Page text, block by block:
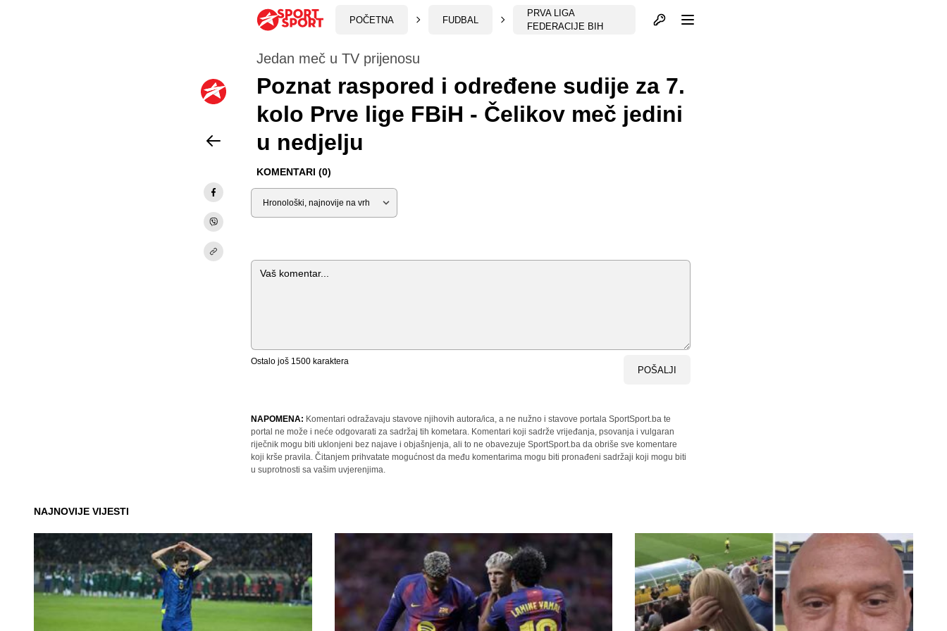
POČETNA FUDBAL
PRVA LIGA
FEDERACIJE BIH
Otvori profil
Jedan meč u TV prijenosu
Poznat raspored i određene sudije za 7.
kolo Prve lige FBiH - Čelikov meč jedini
u nedjelju
KOMENTARI (0)
Sortiraj
Komentar
Ostalo još 1500 karaktera
POŠALJI
NAPOMENA: Komentari odražavaju stavove njihovih autora/ica, a ne nužno i stavove portala SportSport.ba te
portal ne može i neće odgovarati za sadržaj tih kometara. Komentari koji sadrže vrijeđanja, psovanja i vulgaran
riječnik mogu biti uklonjeni bez najave i objašnjenja, ali to ne obavezuje SportSport.ba da obriše sve komentare
koji krše pravila. Čitanjem prihvatate mogućnost da među komentarima mogu biti pronađeni sadržaji koji mogu biti
u suprotnosti sa vašim uvjerenjima.
NAJNOVIJE VIJESTI